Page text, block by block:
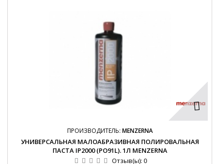
ПРОИЗВОДИТЕЛЬ: MENZERNA
УНИВЕРСАЛЬНАЯ МАЛОАБРАЗИВНАЯ ПОЛИРОВАЛЬНАЯ
ПАСТА IP2000 (PO91L). 1Л MENZERNA
Отзыв(ы): 0